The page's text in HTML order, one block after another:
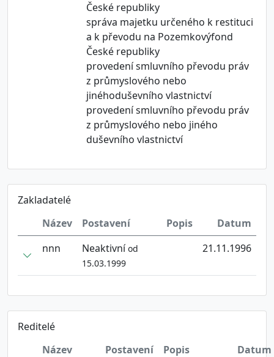
České republiky
správa majetku určeného k restituci
a k převodu na Pozemkovýfond
České republiky
provedení smluvního převodu práv
z průmyslového nebo
jinéhoduševního vlastnictví
provedení smluvního převodu práv
z průmyslového nebo jiného
duševního vlastnictví
Zakladatelé
Název
Postavení Popis
Datum
nnn
Neaktivníod
15.03.1999
21.11.1996
Reditelé
Název
Postavení Popis
Datum